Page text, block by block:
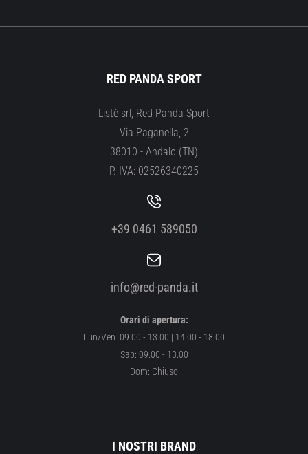
RED PANDA SPORT
Listè srl, Red Panda Sport
Via Paganella, 2
38010 - Andalo (TN)
P. IVA: 02526340225
+39 0461 589050
info@red-panda.it
Orari di apertura:
Lun/Ven: 09.00 - 13.00 | 14.00 - 18.00
Sab: 09.00 - 13.00
Dom: Chiuso
I NOSTRI BRAND